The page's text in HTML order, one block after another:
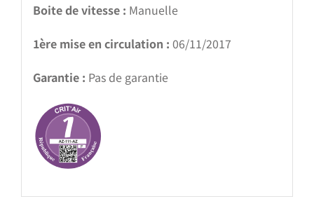
Boite de vitesse : Manuelle
1ère mise en circulation : 06/11/2017
Garantie : Pas de garantie